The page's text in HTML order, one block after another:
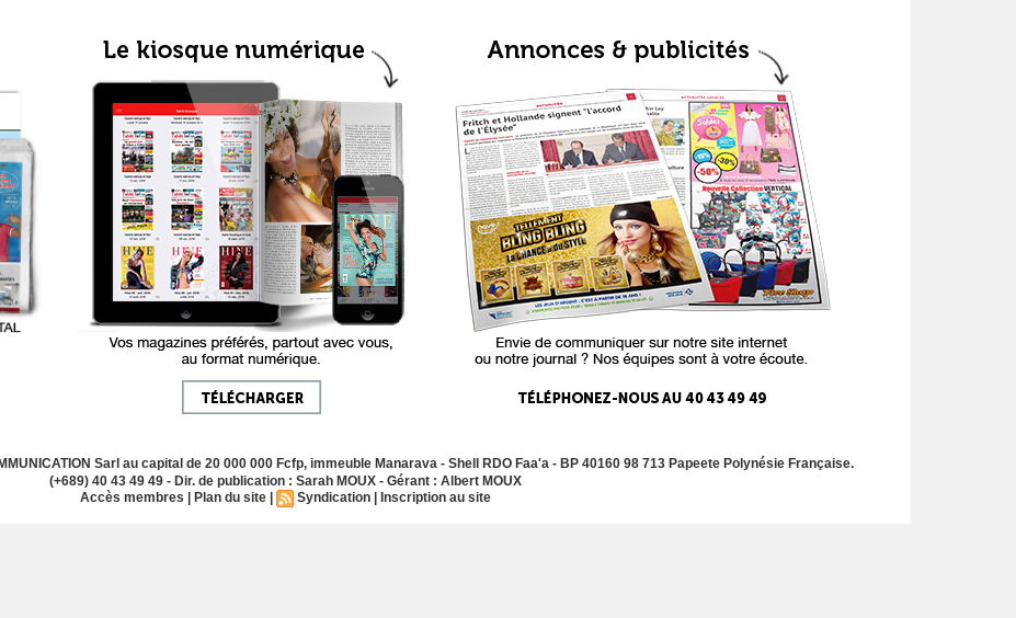
Sarl au capital de 20 000 000 Fcfp, immeuble Manarava - Shell RDO Faa'a - BP 40160 98 713 Papeete Polynésie Française.
(+689) 40 43 49 49 - Dir. de publication : Sarah MOUX - Gérant : Albert MOUX
Accès membres
Plan du site Syndication Inscription au site